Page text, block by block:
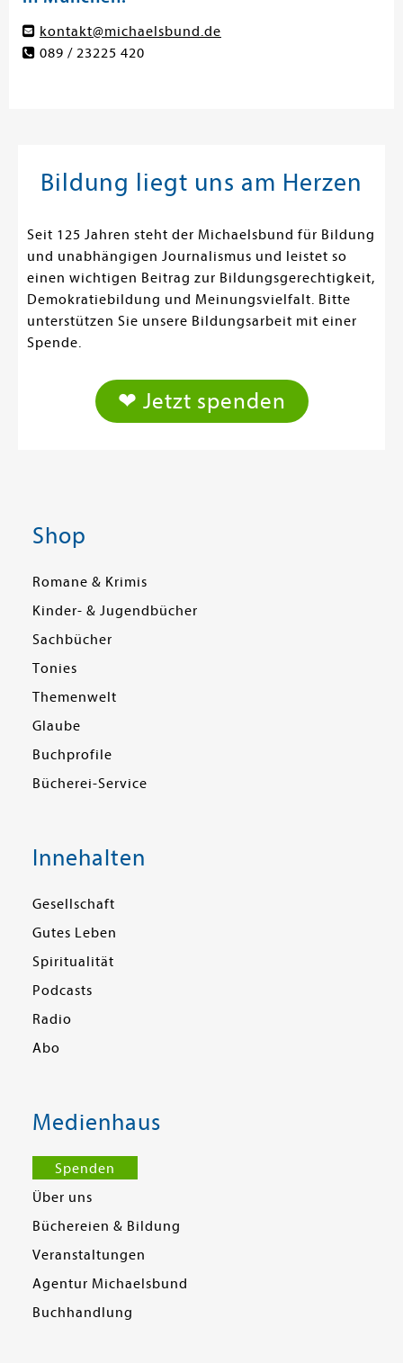
kontakt@michaelsbund.de
089 / 23225 420
Bildung liegt uns am Herzen
Seit 125 Jahren steht der Michaelsbund für Bildung
und unabhängigen Journalismus und leistet so
einen wichtigen Beitrag zur Bildungsgerechtigkeit,
Demokratiebildung und Meinungsvielfalt. Bitte
unterstützen Sie unsere Bildungsarbeit mit einer
Spende.
❤ Jetzt spenden
Shop
Romane & Krimis
Kinder- & Jugendbücher
Sachbücher
Tonies
Themenwelt
Glaube
Buchprofile
Bücherei-Service
Innehalten
Gesellschaft
Gutes Leben
Spiritualität
Podcasts
Radio
Abo
Medienhaus
Spenden
Über uns
Büchereien & Bildung
Veranstaltungen
Agentur Michaelsbund
Buchhandlung